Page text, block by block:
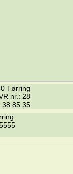
Tørring
nr.: 28
38 85 35